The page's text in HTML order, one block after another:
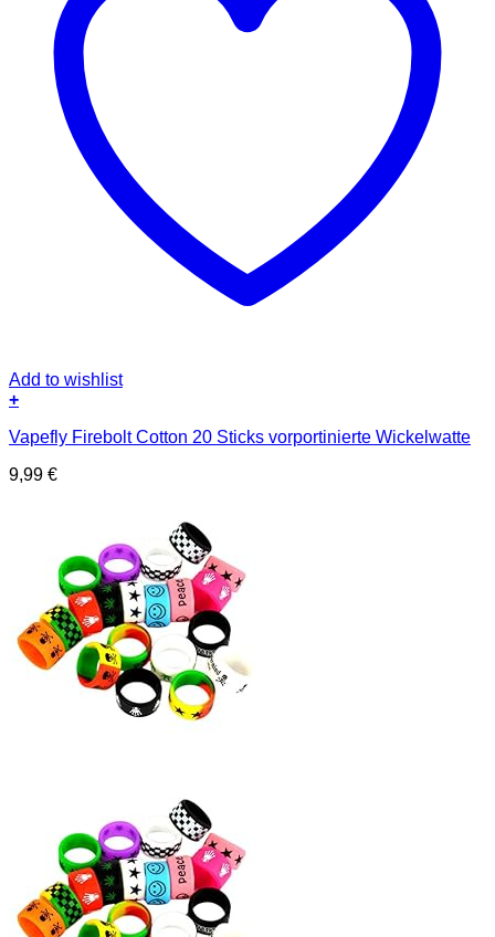
Add to wishlist
+
Vapefly Firebolt Cotton 20 Sticks vorportinierte Wickelwatte
9,99 €